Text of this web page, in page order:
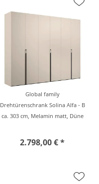
Global family
Drehtürenschrank Solina Alfa - B
ca. 303 cm, Melamin matt, Düne
2.798,00 € *